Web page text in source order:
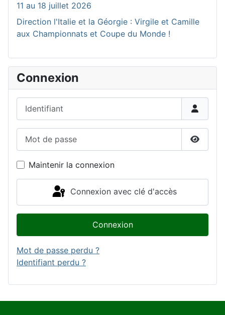
11 au 18 juillet 2026
Direction l'Italie et la Géorgie : Virgile et Camille
aux Championnats et Coupe du Monde !
Connexion
Maintenir la connexion
Connexion avec clé d'accès
Connexion
Mot de passe perdu ?
Identifiant perdu ?